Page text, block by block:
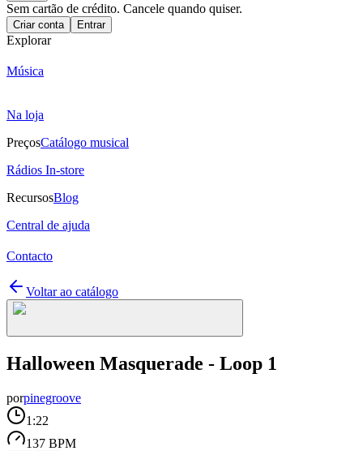
Sem cartão de crédito. Cancele quando quiser.
Criar conta Entrar
Explorar
Música
Na loja
PreçosCatálogo musical
Rádios In-store
RecursosBlog
Central de ajuda
Contacto
Voltar ao catálogo
Halloween Masquerade - Loop 1
porpinegroove
1:22
137 BPM